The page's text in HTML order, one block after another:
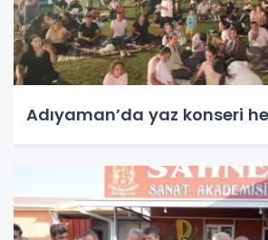
Adıyaman’da yaz konseri